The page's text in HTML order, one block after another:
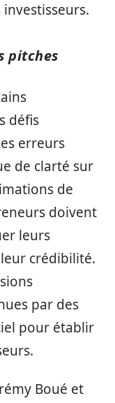
pitches
défis
erreurs
de clarté sur
de
doivent
leurs
crédibilité.
par des
pour établir
Boué et